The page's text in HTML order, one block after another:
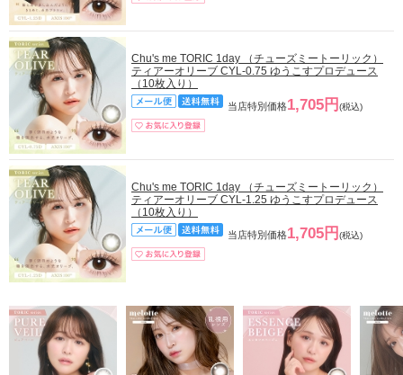
Chu's me TORIC 1day （チューズミートーリック）
ティアーオリーブ CYL-0.75 ゆうこすプロデュース
（10枚入り）
当店特別価格1,705円 (税込)
Chu's me TORIC 1day （チューズミートーリック）
ティアーオリーブ CYL-1.25 ゆうこすプロデュース
（10枚入り）
当店特別価格1,705円 (税込)